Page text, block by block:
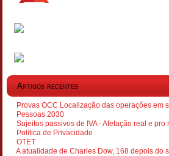
Artigos recentes
Provas OCC Localização das operações em
Pessoas 2030
Sujeitos passivos de IVA - Afetação real e pro
Política de Privacidade
OTET
A atualidade de Charles Dow, 168 depois do